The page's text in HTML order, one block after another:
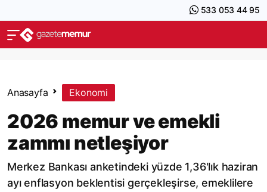
533 053 44 95
Anasayfa Ekonomi
2026 memur ve emekli
zammı netleşiyor
Merkez Bankası anketindeki yüzde 1,36'lık haziran
ayı enflasyon beklentisi gerçekleşirse, emeklilere